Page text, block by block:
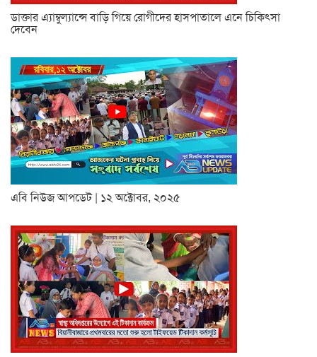
ডাক্তার এ্যাম্বুল্যান্সে বাড়ি গিয়ে রোগীদের হাসপাতালে এনে চিকিৎসা
দেবেন
এবি নিউজ আপডেট | ১২ অক্টোবর, ২০২৫